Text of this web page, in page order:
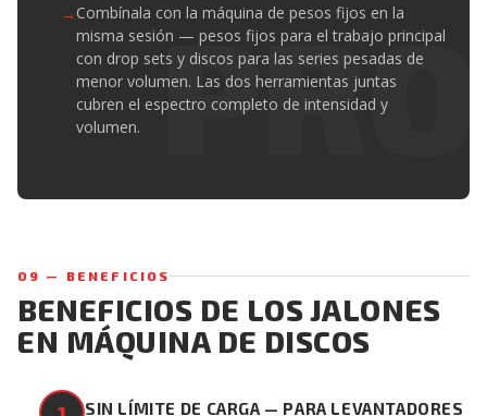
Combínala con la máquina de pesos fijos en la
misma sesión — pesos fijos para el trabajo principal
con drop sets y discos para las series pesadas de
menor volumen. Las dos herramientas juntas
cubren el espectro completo de intensidad y
volumen.
09 — BENEFICIOS
BENEFICIOS DE LOS JALONES
EN MÁQUINA DE DISCOS
SIN LÍMITE DE CARGA — PARA LEVANTADORES